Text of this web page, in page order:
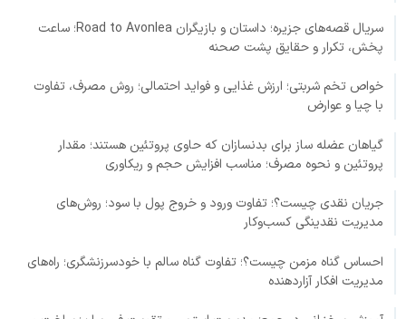
سریال قصه‌های جزیره؛ داستان و بازیگران Road to Avonlea؛ ساعت
پخش، تکرار و حقایق پشت صحنه
خواص تخم شربتی؛ ارزش غذایی و فواید احتمالی؛ روش مصرف، تفاوت
با چیا و عوارض
گیاهان عضله ساز برای بدنسازان که حاوی پروتئین هستند؛ مقدار
پروتئین و نحوه مصرف؛ مناسب افزایش حجم و ریکاوری
جریان نقدی چیست؟؛ تفاوت ورود و خروج پول با سود؛ روش‌های
مدیریت نقدینگی کسب‌وکار
احساس گناه مزمن چیست؟؛ تفاوت گناه سالم با خودسرزنشگری؛ راه‌های
مدیریت افکار آزاردهنده